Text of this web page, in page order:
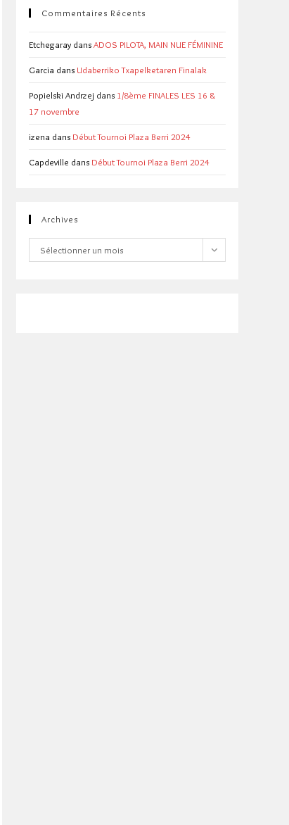
Commentaires Récents
Etchegaray dansADOS PILOTA, MAIN NUE FÉMININE
Garcia dans Udaberriko Txapelketaren Finalak
Popielski Andrzej dans 1/8ème FINALES LES 16 &
17 novembre
izena dans Début Tournoi Plaza Berri 2024
Capdeville dans Début Tournoi Plaza Berri 2024
Archives
Archives
Sélectionner un mois